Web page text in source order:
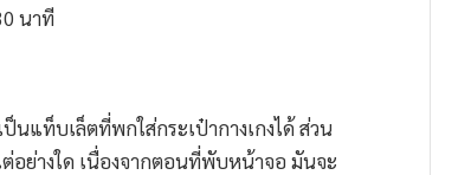
นาที
นแท็บเล็ตที่พกใส่กระเป๋ากางเกงได้ ส่วน
อย่างใด เนื่องจากตอนที่พับหน้าจอ มันจะ